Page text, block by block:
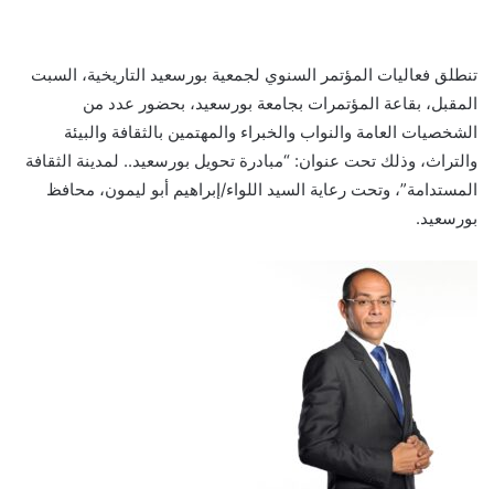
تنطلق فعاليات المؤتمر السنوي لجمعية بورسعيد التاريخية، السبت
المقبل، بقاعة المؤتمرات بجامعة بورسعيد، بحضور عدد من
الشخصيات العامة والنواب والخبراء والمهتمين بالثقافة والبيئة
والتراث، وذلك تحت عنوان: “مبادرة تحويل بورسعيد.. لمدينة الثقافة
المستدامة”، وتحت رعاية السيد اللواء/إبراهيم أبو ليمون، محافظ
بورسعيد.